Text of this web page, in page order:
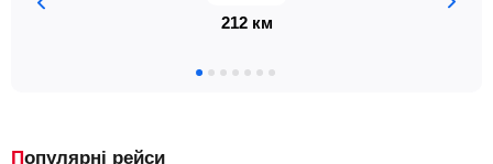
212 км
Популярні рейси